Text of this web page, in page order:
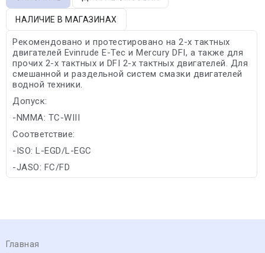
НАЛИЧИЕ В МАГАЗИНАХ
Рекомендовано и протестировано на 2-х тактных
двигателей Evinrude E-Tec и Mercury DFI, а также для
прочих 2-х тактных и DFI 2-х тактных двигателей. Для
смешанной и раздельной систем смазки двигателей
водной техники.
Допуск:
-NMMA: TC-WIII
Соответствие:
-ISO: L-EGD/L-EGC
-JASO: FC/FD
Главная